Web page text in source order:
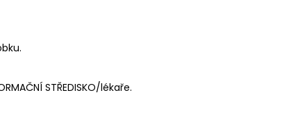
STŘEDISKO/lékaře.